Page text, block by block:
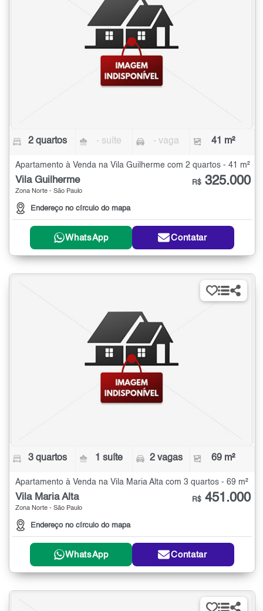
2 quartos - suíte - vaga 41 m²
Apartamento à Venda na Vila Guilherme com 2 quartos - 41 m²
Vila Guilherme
Zona Norte - São Paulo
Endereço no círculo do mapa
R$ 325.000
WhatsApp Contatar
3 quartos 1 suíte 2 vagas 69 m²
Apartamento à Venda na Vila Maria Alta com 3 quartos - 69 m²
Vila Maria Alta
Zona Norte - São Paulo
Endereço no círculo do mapa
R$ 451.000
WhatsApp Contatar